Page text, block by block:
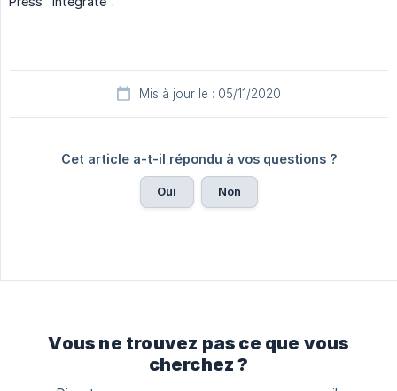
Mis à jour le : 05/11/2020
Cet article a-t-il répondu à vos questions ?
Oui Non
Vous ne trouvez pas ce que vous
cherchez ?